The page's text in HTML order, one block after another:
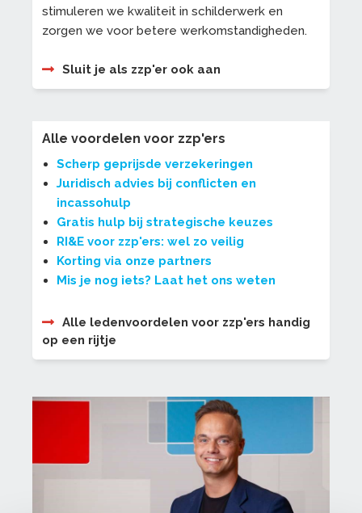
stimuleren we kwaliteit in schilderwerk en
zorgen we voor betere werkomstandigheden.
Sluit je als zzp'er ook aan
Alle voordelen voor zzp'ers
Scherp geprijsde verzekeringen
Juridisch advies bij conflicten en
incassohulp
Gratis hulp bij strategische keuzes
RI&E voor zzp'ers: wel zo veilig
Korting via onze partners
Mis je nog iets? Laat het ons weten
Alle ledenvoordelen voor zzp'ers handig
op een rijtje